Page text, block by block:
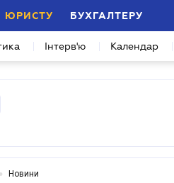
ЮРИСТУ БУХГАЛТЕРУ
Інтерв'ю Календар
• Новини